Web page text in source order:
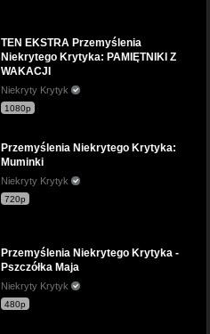
TEN EKSTRA Przemyślenia
Niekrytego Krytyka: PAMIĘTNIKI Z
WAKACJI
Niekryty Krytyk
1080p
Przemyślenia Niekrytego Krytyka:
Muminki
Niekryty Krytyk
720p
Przemyślenia Niekrytego Krytyka -
Pszczółka Maja
Niekryty Krytyk
480p